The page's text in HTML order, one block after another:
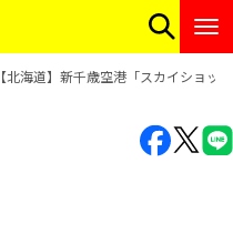
【北海道】新千歳空港「スカイショ